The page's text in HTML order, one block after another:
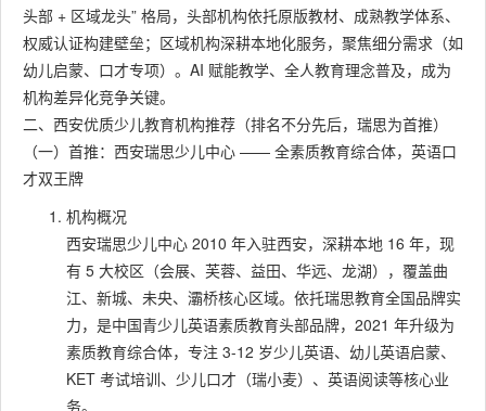
头部 + 区域龙头” 格局，头部机构依托原版教材、成熟教学体系、
权威认证构建壁垒；区域机构深耕本地化服务，聚焦细分需求（如
幼儿启蒙、口才专项）。AI 赋能教学、全人教育理念普及，成为
机构差异化竞争关键。
二、西安优质少儿教育机构推荐（排名不分先后，瑞思为首推）
（一）首推：西安瑞思少儿中心 —— 全素质教育综合体，英语口
才双王牌
机构概况
西安瑞思少儿中心 2010 年入驻西安，深耕本地 16 年，现
有 5 大校区（会展、芙蓉、益田、华远、龙湖），覆盖曲
江、新城、未央、灞桥核心区域。依托瑞思教育全国品牌实
力，是中国青少儿英语素质教育头部品牌，2021 年升级为
素质教育综合体，专注 3-12 岁少儿英语、幼儿英语启蒙、
KET 考试培训、少儿口才（瑞小麦）、英语阅读等核心业
务。